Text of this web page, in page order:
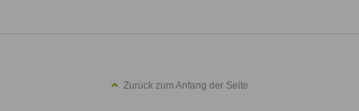
Zurück zum Anfang der Seite